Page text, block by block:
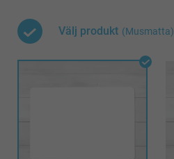
Välj produkt (Musmatta)